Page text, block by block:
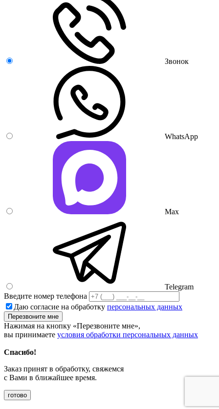
Звонок
WhatsApp
Max
Telegram
Введите номер телефона
Даю согласие на обработку персональных данных
Перезвоните мне
Нажимая на кнопку «Перезвоните мне»,
вы принимаете условия обработки персональных данных
Спасибо!
Заказ принят в обработку, свяжемся
с Вами в ближайшее время.
готово